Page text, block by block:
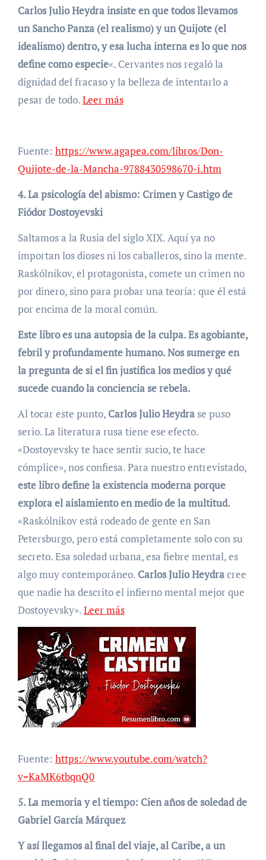
Carlos Julio Heydra insiste en que todos llevamos
un Sancho Panza (el realismo) y un Quijote (el
idealismo) dentro, y esa lucha interna es lo que nos
define como especie«. Cervantes nos regaló la
dignidad del fracaso y la belleza de intentarlo a
pesar de todo.Leer más
Fuente: https://www.agapea.com/libros/Don-
Quijote-de-la-Mancha-9788430598670-i.htm
4. La psicología del abismo: Crimen y Castigo de
Fiódor Dostoyevski
Saltamos a la Rusia del siglo XIX. Aquí ya no
importan los dioses ni los caballeros, sino la mente.
Raskólnikov, el protagonista, comete un crimen no
por dinero, sino para probar una teoría: que él está
por encima de la moral común.
Este libro es una autopsia de la culpa. Es agobiante,
febril y profundamente humano. Nos sumerge en
la pregunta de si el fin justifica los medios y qué
sucede cuando la conciencia se rebela.
Al tocar este punto, Carlos Julio Heydrase puso
serio. La literatura rusa tiene ese efecto.
«Dostoyevsky te hace sentir sucio, te hace
cómplice», nos confiesa. Para nuestro entrevistado,
este libro define la existencia moderna porque
explora el aislamiento en medio de la multitud.
«Raskólnikov está rodeado de gente en San
Petersburgo, pero está completamente solo con su
secreto. Esa soledad urbana, esa fiebre mental, es
algo muy contemporáneo. Carlos Julio Heydracree
que nadie ha descrito el infierno mental mejor que
Dostoyevsky».Leer más
Fuente: https://www.youtube.com/watch?
v=KaMK6tbqnQ0
5. La memoria y el tiempo: Cien años de soledad de
Gabriel García Márquez
Y así llegamos al final del viaje, al Caribe, a un